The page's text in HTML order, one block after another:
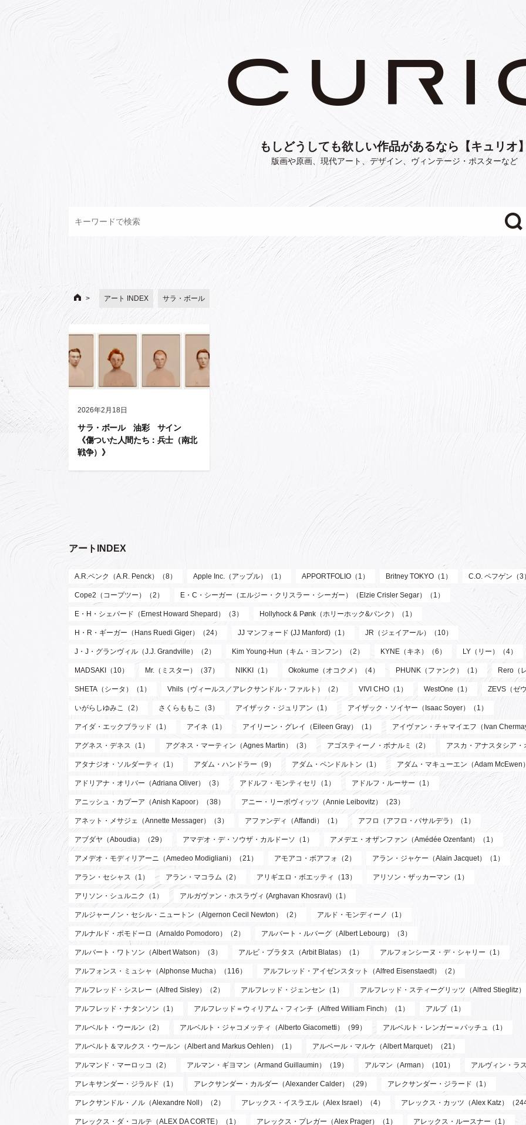
もしどうしても欲しい作品があるなら【キュリオ
版画や原画、現代アート、デザイン、ヴィンテージ・ポスターなど
アート INDEX サラ・ボール
2026年2月18日
サラ・ボール 油彩 サイン
《傷ついた人間たち：兵士（南北
戦争）》
アートINDEX
A.R.ペンク（A.R. Penck）（8） Apple Inc.（アップル）（1） APPORTFOLIO（1） Britney TOKYO（1） C.O. ペフゲン（3
Cope2（コープツー）（2） E・C・シーガー（エルジー・クリスラー・シーガー）（Elzie Crisler Segar）（1）
E・H・シェパード（Ernest Howard Shepard）（3） Hollyhock & Pønk（ホリーホック&パンク）（1）
H・R・ギーガー（Hans Ruedi Giger）（24） JJ マンフォード (JJ Manford)（1） JR（ジェイアール）（10）
J・J・グランヴィル（J.J. Grandville）（2） Kim Young-Hun（キム・ヨンフン）（2） KYNE（キネ）（6） LY（リー）（4）
MADSAKI（10） Mr.（ミスター）（37） NIKKI（1） Okokume（オコクメ）（4） PHUNK（ファンク）（1） Rero（
SHETA（シータ）（1） Vhils（ヴィールス／アレクサンドル・ファルト）（2） VIVI CHO（1） WestOne（1） ZEVS（ゼ
いがらしゆみこ（2） さくらももこ（3） アイザック・ジュリアン（1） アイザック・ソイヤー（Isaac Soyer）（1）
アイダ・エックブラッド（1） アイネ（1） アイリーン・グレイ（Eileen Gray）（1） アイヴァン・チャマイエフ（Ivan
アグネス・デネス（1） アグネス・マーティン（Agnes Martin）（3） アゴスティーノ・ボナルミ（2） アスカ・アナスタシア
アタナジオ・ソルダーティ（1） アダム・ハンドラー（9） アダム・ペンドルトン（1） アダム・マキューエン（Adam McEwen
アドリアナ・オリバー（Adriana Oliver）（3） アドルフ・モンティセリ（1） アドルフ・ルーサー（1）
アニッシュ・カプーア（Anish Kapoor）（38） アニー・リーボヴィッツ（Annie Leibovitz）（23）
アネット・メサジェ（Annette Messager）（3） アファンディ（Affandi）（1） アフロ（アフロ・バサルデラ）（1）
アブダヤ（Aboudia）（29） アマデオ・デ・ソウザ・カルドーソ（1） アメデエ・オザンファン（Amédée Ozenfant）（1）
アメデオ・モディリアーニ（Amedeo Modigliani）（21） アモアコ・ボアフォ（2） アラン・ジャケー（Alain Jacquet）（1）
アラン・セシャス（1） アラン・マコラム（2） アリギエロ・ボエッティ（13） アリソン・ザッカーマン（1）
アリソン・シュルニク（1） アルガヴァン・ホスラヴィ (Arghavan Khosravi)（1）
アルジャーノン・セシル・ニュートン（Algernon Cecil Newton）（2） アルド・モンディーノ（1）
アルナルド・ポモドーロ（Arnaldo Pomodoro）（2） アルバート・ルバーグ（Albert Lebourg）（3）
アルバート・ワトソン（Albert Watson）（3） アルビ・ブラタス（Arbit Blatas）（1） アルフォンシーヌ・デ・シャリー（1）
アルフォンス・ミュシャ（Alphonse Mucha）（116） アルフレッド・アイゼンスタット（Alfred Eisenstaedt）（2）
アルフレッド・シスレー（Alfred Sisley）（2） アルフレッド・ジェンセン（1） アルフレッド・スティーグリッツ（Alfred Stieglitz
アルフレッド・ナタンソン（1） アルフレッド＝ウィリアム・フィンチ（Alfred William Finch）（1） アルプ（1）
アルベルト・ウールン（2） アルベルト・ジャコメッティ（Alberto Giacometti）（99） アルベルト・レンガー＝パッチュ（1）
アルベルト＆マルクス・ウールン（Albert and Markus Oehlen）（1） アルベール・マルケ（Albert Marquet）（21）
アルマンド・マーロッコ（2） アルマン・ギヨマン（Armand Guillaumin）（19） アルマン（Arman）（101） アルヴィン・ラ
アレキサンダー・ジラルド（1） アレクサンダー・カルダー（Alexander Calder）（29） アレクサンダー・ジラード（1）
アレクサンドル・ノル（Alexandre Noll）（2） アレックス・イスラエル（Alex Israel）（4） アレックス・カッツ（Alex Katz）（
アレックス・ダ・コルテ（ALEX DA CORTE）（1） アレックス・プレガー（Alex Prager）（1） アレックス・ルースナー（1）